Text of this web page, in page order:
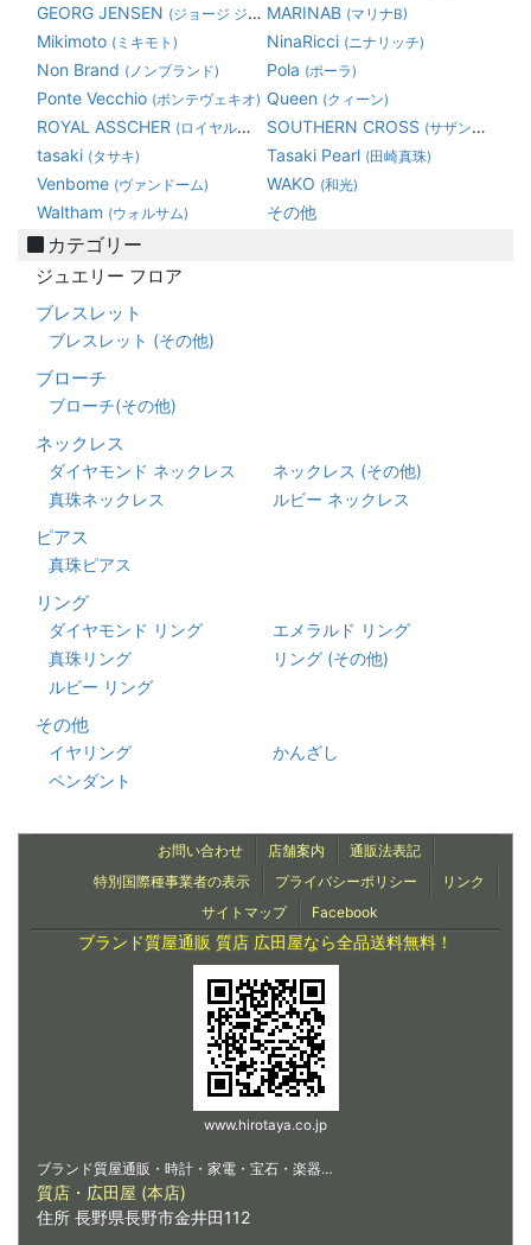
GEORG JENSEN (ジョージ ジェンセン) MARINAB (マリナB)
Mikimoto (ミキモト) NinaRicci (ニナリッチ)
Non Brand (ノンブランド) Pola (ポーラ)
Ponte Vecchio (ポンテヴェキオ) Queen (クィーン)
ROYAL ASSCHER (ロイヤルアッシャーダイヤモンド) SOUTHERN CROSS (サザンクロス)
tasaki (タサキ) Tasaki Pearl (田崎真珠)
Venbome (ヴァンドーム) WAKO (和光)
Waltham (ウォルサム) その他
カテゴリー
ジュエリー フロア
ブレスレット
ブレスレット (その他)
ブローチ
ブローチ(その他)
ネックレス
ダイヤモンド ネックレス
ネックレス (その他)
真珠ネックレス
ルビー ネックレス
ピアス
真珠ピアス
リング
ダイヤモンド リング
エメラルド リング
真珠リング
リング (その他)
ルビー リング
その他
イヤリング
かんざし
ペンダント
お問い合わせ 店舗案内
通販法表記
特別国際種事業者の表示
プライバシーポリシー
リンク
サイトマップ
Facebook
ブランド質屋通販 質店 広田屋なら全品送料無料！
www.hirotaya.co.jp
ブランド質屋通販・時計・家電・宝石・楽器…
質店・広田屋 (本店)
住所 長野県長野市金井田112